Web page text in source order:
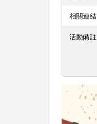
相關連結
活動備註